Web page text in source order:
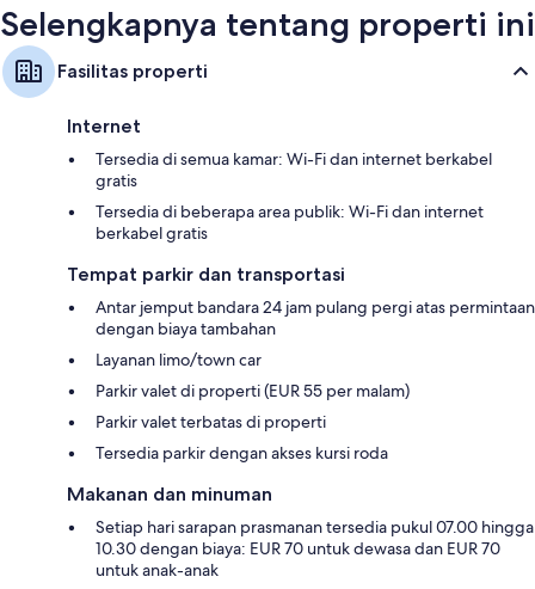
Selengkapnya tentang properti ini
Fasilitas properti
Internet
Tersedia di semua kamar: Wi-Fi dan internet berkabel
gratis
Tersedia di beberapa area publik: Wi-Fi dan internet
berkabel gratis
Tempat parkir dan transportasi
Antar jemput bandara 24 jam pulang pergi atas permintaan
dengan biaya tambahan
Layanan limo/town car
Parkir valet di properti (EUR 55 per malam)
Parkir valet terbatas di properti
Tersedia parkir dengan akses kursi roda
Makanan dan minuman
Setiap hari sarapan prasmanan tersedia pukul 07.00 hingga
10.30 dengan biaya: EUR 70 untuk dewasa dan EUR 70
untuk anak-anak